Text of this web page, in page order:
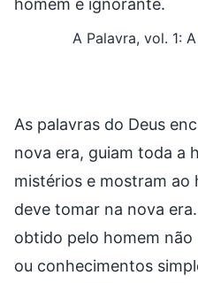
A Palavra, vol. 1:
As palavras do Deus
nova era, guiam toda a
mistérios e mostram ao
deve tomar na nova
obtido pelo homem não
ou conhecimentos